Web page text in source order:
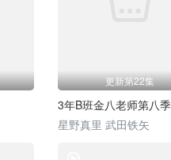
更新第22集
3年B班金八老师第八季
星野真里 武田铁矢